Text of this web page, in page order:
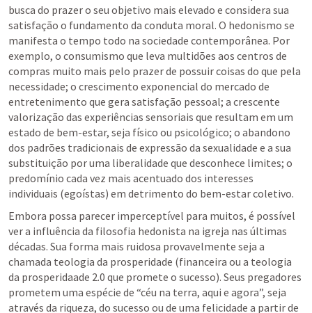
busca do prazer o seu objetivo mais elevado e considera sua
satisfação o fundamento da conduta moral. O hedonismo se
manifesta o tempo todo na sociedade contemporânea. Por
exemplo, o consumismo que leva multidões aos centros de
compras muito mais pelo prazer de possuir coisas do que pela
necessidade; o crescimento exponencial do mercado de
entretenimento que gera satisfação pessoal; a crescente
valorização das experiências sensoriais que resultam em um
estado de bem-estar, seja físico ou psicológico; o abandono
dos padrões tradicionais de expressão da sexualidade e a sua
substituição por uma liberalidade que desconhece limites; o
predomínio cada vez mais acentuado dos interesses
individuais (egoístas) em detrimento do bem-estar coletivo.
Embora possa parecer imperceptível para muitos, é possível
ver a influência da filosofia hedonista na igreja nas últimas
décadas. Sua forma mais ruidosa provavelmente seja a
chamada teologia da prosperidade (financeira ou a teologia
da prosperidaade 2.0 que promete o sucesso). Seus pregadores
prometem uma espécie de “céu na terra, aqui e agora”, seja
através da riqueza, do sucesso ou de uma felicidade a partir de